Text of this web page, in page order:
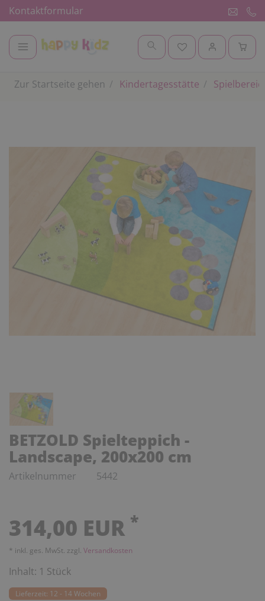
Kontaktformular
Zur Startseite gehen Kindertagesstätte
BETZOLD Spielteppich -
Landscape, 200x200 cm
Artikelnummer 5442
314,00 EUR *
* inkl. ges. MwSt. zzgl. Versandkosten
Inhalt: 1 Stück
Lieferzeit: 12 - 14 Wochen